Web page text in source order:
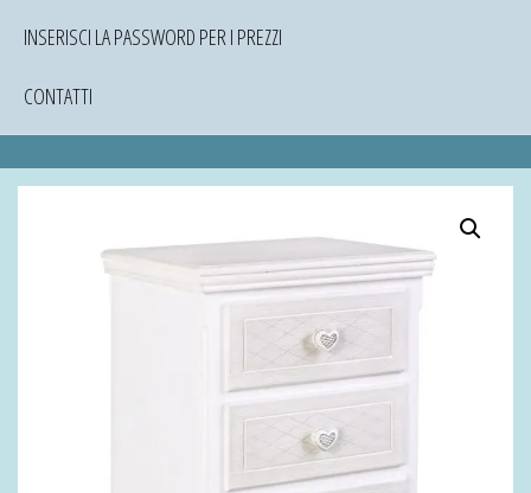
INSERISCI LA PASSWORD PER I PREZZI
CONTATTI